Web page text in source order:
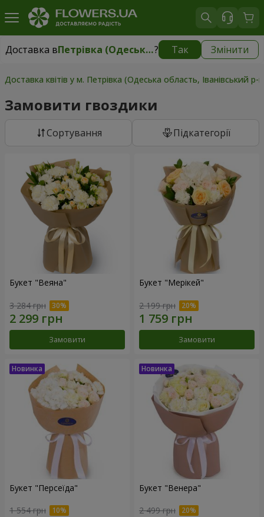
Доставка в Петрівка (Одеська область, Іванівський р-н)? Так Змінити
Доставка в Петрівка (Одеська область, Іванівський р-н) |930 грн
Доставка квітів у м. Петрівка (Одеська область, Іванівський р-
Замовити гвоздики
Сортування Підкатегорії
Букет "Веяна"
3 284 грн
Замовити
Букет "Мерікей"
2 199 грн
Замовити
Букет "Персеїда"
1 554 грн
Букет "Венера"
2 499 грн